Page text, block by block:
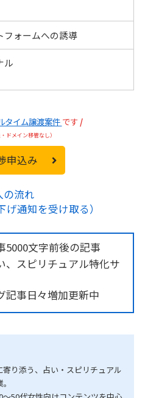
フォームへの誘導
ル
タイム譲渡案件 です /
ドメイン移管なし）
申込み
の流れ
通知を受け取る）
5000文字前後の記事
、スピリチュアル特化サ
記事日々増加更新中
り添う、占い・スピリチュアル